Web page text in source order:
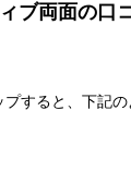
ブ両面の口
すると、下記